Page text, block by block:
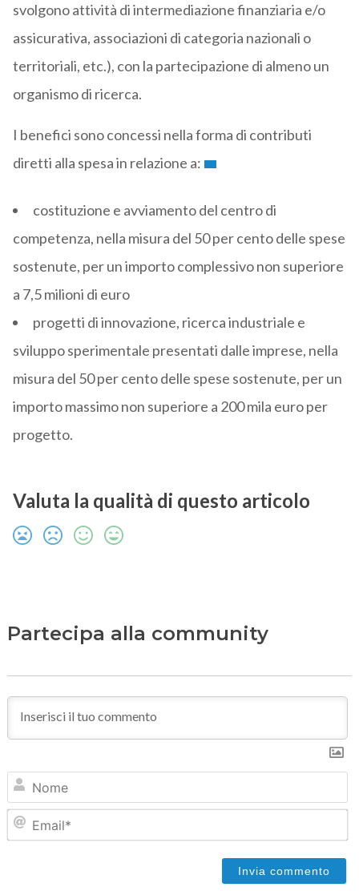
svolgono attività di intermediazione finanziaria e/o
assicurativa, associazioni di categoria nazionali o
territoriali, etc.), con la partecipazione di almeno un
organismo di ricerca.
I benefici sono concessi nella forma di contributi
diretti alla spesa in relazione a:
costituzione e avviamento del centro di
competenza, nella misura del 50 per cento delle spese
sostenute, per un importo complessivo non superiore
a 7,5 milioni di euro
progetti di innovazione, ricerca industriale e
sviluppo sperimentale presentati dalle imprese, nella
misura del 50 per cento delle spese sostenute, per un
importo massimo non superiore a 200 mila euro per
progetto.
Valuta la qualità di questo articolo
Partecipa alla community